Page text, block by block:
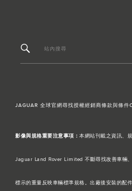
站內搜尋
JAGUAR 全球官網尋找授權經銷商條款與條件
影像與規格重要注意事項： 本網站刊載之資訊、
Jaguar Land Rover Limited 不斷尋找改善車輛
標示的重量反映車輛標準規格。出廠後安裝的配